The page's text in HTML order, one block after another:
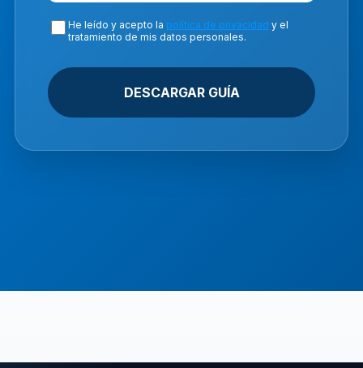
He leído y acepto la política de privacidad y el
tratamiento de mis datos personales.
DESCARGAR GUÍA